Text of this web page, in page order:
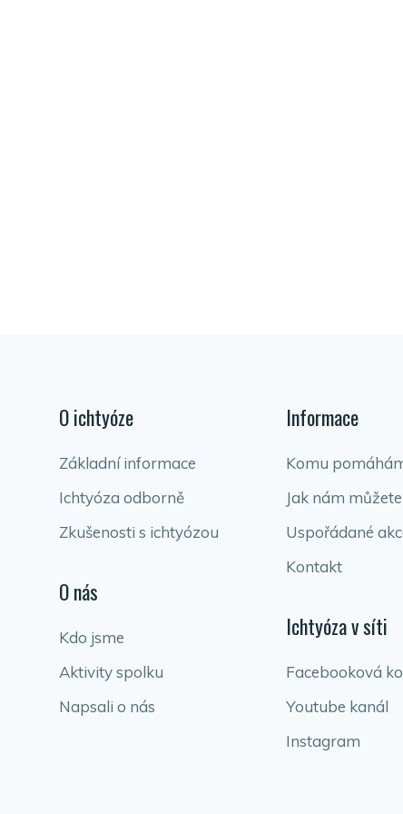
O ichtyóze
Základní informace
Ichtyóza odborně
Zkušenosti s ichtyózou
O nás
Kdo jsme
Aktivity spolku
Napsali o nás
Informace
Komu
Jak nám
Uspořádané
Kontakt
Ichtyóza v síti
Facebooková
Youtube kanál
Instagram